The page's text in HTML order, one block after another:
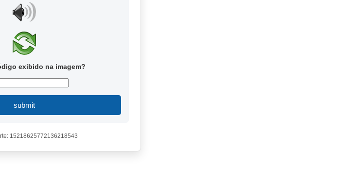
exibido na imagem?
submit
15218625772136218543